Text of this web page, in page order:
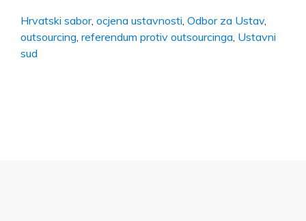
Hrvatski sabor, ocjena ustavnosti, Odbor za Ustav,
outsourcing, referendum protiv outsourcinga, Ustavni
sud